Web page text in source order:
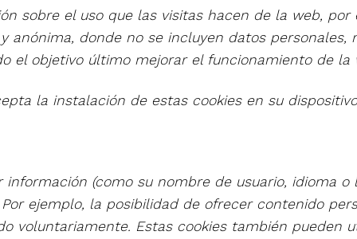
sobre el uso que las visitas hacen de la web,
anónima, donde no se incluyen datos personales,
el objetivo último mejorar el funcionamiento de la
la instalación de estas cookies en su
(como su nombre de usuario, idioma
ejemplo, la posibilidad de ofrecer contenido
voluntariamente. Estas cookies también pueden